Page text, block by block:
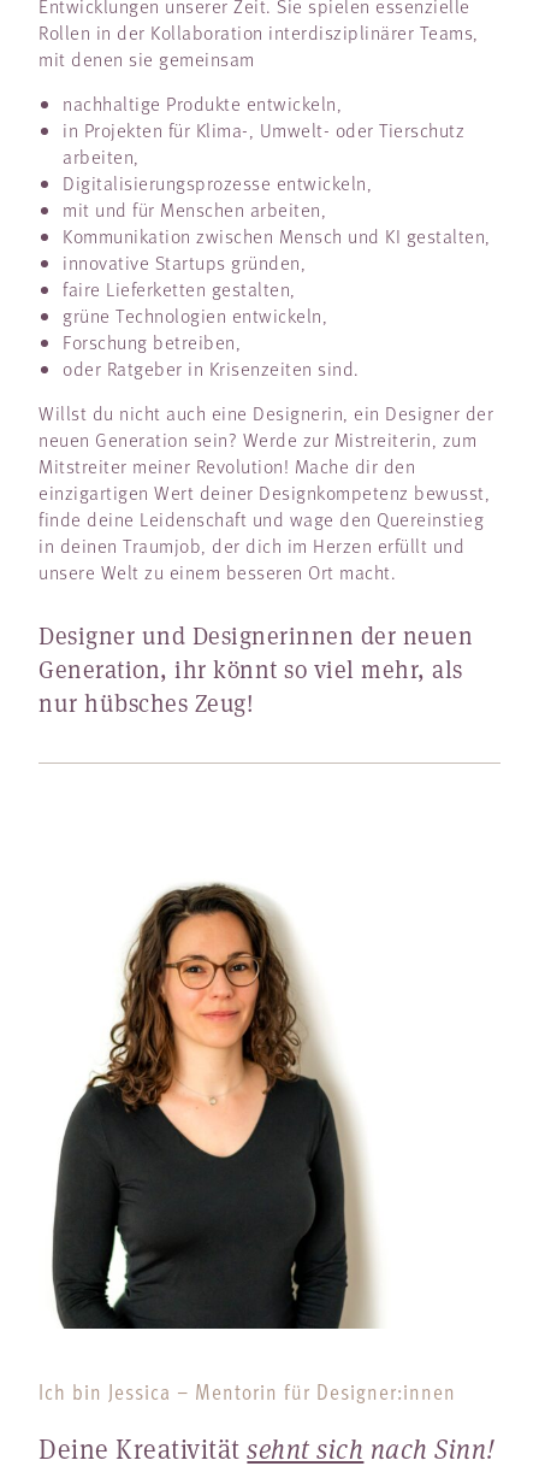
Entwicklungen unserer Zeit. Sie spielen essenzielle
Rollen in der Kollaboration interdisziplinärer Teams,
mit denen sie gemeinsam
nachhaltige Produkte entwickeln,
in Projekten für Klima-, Umwelt- oder Tierschutz
arbeiten,
Digitalisierungsprozesse entwickeln,
mit und für Menschen arbeiten,
Kommunikation zwischen Mensch und KI gestalten,
innovative Startups gründen,
faire Lieferketten gestalten,
grüne Technologien entwickeln,
Forschung betreiben,
oder Ratgeber in Krisenzeiten sind.
Willst du nicht auch eine Designerin, ein Designer der
neuen Generation sein? Werde zur Mistreiterin, zum
Mitstreiter meiner Revolution! Mache dir den
einzigartigen Wert deiner Designkompetenz bewusst,
finde deine Leidenschaft und wage den Quereinstieg
in deinen Traumjob, der dich im Herzen erfüllt und
unsere Welt zu einem besseren Ort macht.
Designer und Designerinnen der neuen
Generation, ihr könnt so viel mehr, als
nur hübsches Zeug!
Ich bin Jessica – Mentorin für Designer:innen
Deine Kreativitätsehnt sich nach Sinn!